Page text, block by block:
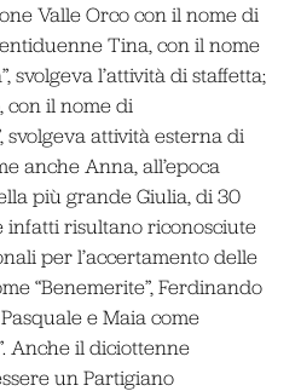
Valle Orco con il nome di
Tina, con il nome
svolgeva l’attività di staffetta;
con il nome di
svolgeva attività esterna di
anche Anna, all’epoca
più grande Giulia, di 30
infatti risultano riconosciute
per l’accertamento delle
“Benemerite”, Ferdinando
e Maia come
Anche il diciottenne
un Partigiano